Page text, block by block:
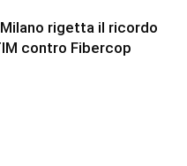
rigetta il ricordo
contro Fibercop